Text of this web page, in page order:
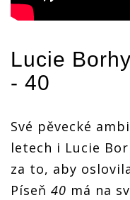
Lucie
- 40
Své pěvecké
letech i Lucie
za to, aby
Píseň 40 má na